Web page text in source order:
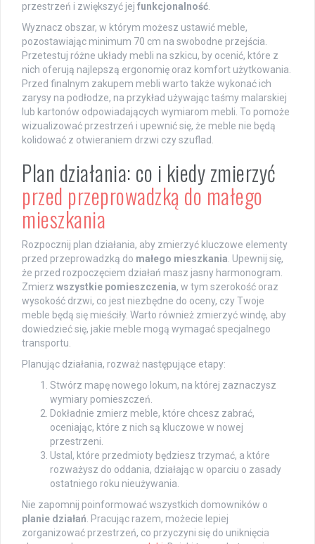
przestrzeń i zwiększyć jej funkcjonalność.
Wyznacz obszar, w którym możesz ustawić meble,
pozostawiając minimum 70 cm na swobodne przejścia.
Przetestuj różne układy mebli na szkicu, by ocenić, które z
nich oferują najlepszą ergonomię oraz komfort użytkowania.
Przed finalnym zakupem mebli warto także wykonać ich
zarysy na podłodze, na przykład używając taśmy malarskiej
lub kartonów odpowiadających wymiarom mebli. To pomoże
wizualizować przestrzeń i upewnić się, że meble nie będą
kolidować z otwieraniem drzwi czy szuflad.
Plan działania: co i kiedy zmierzyć
przed przeprowadzką do małego
mieszkania
Rozpocznij plan działania, aby zmierzyć kluczowe elementy
przed przeprowadzką do małego mieszkania. Upewnij się,
że przed rozpoczęciem działań masz jasny harmonogram.
Zmierz wszystkie pomieszczenia, w tym szerokość oraz
wysokość drzwi, co jest niezbędne do oceny, czy Twoje
meble będą się mieściły. Warto również zmierzyć windę, aby
dowiedzieć się, jakie meble mogą wymagać specjalnego
transportu.
Planując działania, rozważ następujące etapy:
Stwórz mapę nowego lokum, na której zaznaczysz
wymiary pomieszczeń.
Dokładnie zmierz meble, które chcesz zabrać,
oceniając, które z nich są kluczowe w nowej
przestrzeni.
Ustal, które przedmioty będziesz trzymać, a które
rozważysz do oddania, działając w oparciu o zasady
ostatniego roku nieużywania.
Nie zapomnij poinformować wszystkich domowników o
planie działań. Pracując razem, możecie lepiej
zorganizować przestrzeń, co przyczyni się do uniknięcia